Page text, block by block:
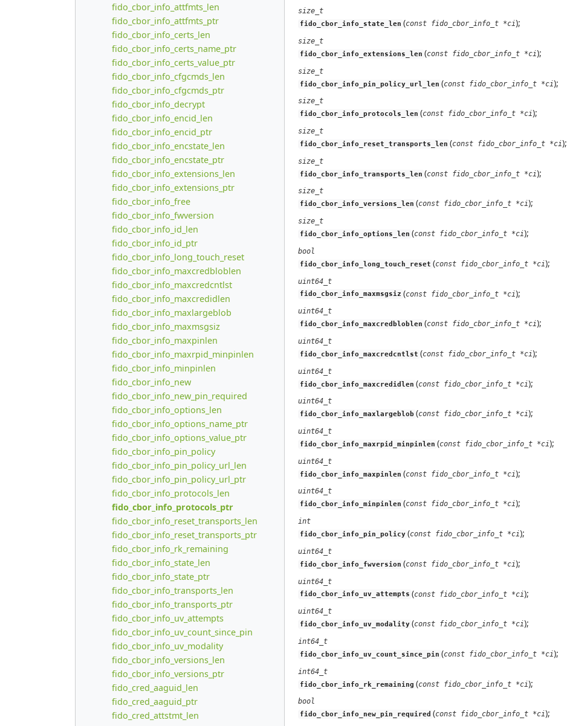
fido_cbor_info_attfmts_len
fido_cbor_info_attfmts_ptr
fido_cbor_info_certs_len
fido_cbor_info_certs_name_ptr
fido_cbor_info_certs_value_ptr
fido_cbor_info_cfgcmds_len
fido_cbor_info_cfgcmds_ptr
fido_cbor_info_decrypt
fido_cbor_info_encid_len
fido_cbor_info_encid_ptr
fido_cbor_info_encstate_len
fido_cbor_info_encstate_ptr
fido_cbor_info_extensions_len
fido_cbor_info_extensions_ptr
fido_cbor_info_free
fido_cbor_info_fwversion
fido_cbor_info_id_len
fido_cbor_info_id_ptr
fido_cbor_info_long_touch_reset
fido_cbor_info_maxcredbloblen
fido_cbor_info_maxcredcntlst
fido_cbor_info_maxcredidlen
fido_cbor_info_maxlargeblob
fido_cbor_info_maxmsgsiz
fido_cbor_info_maxpinlen
fido_cbor_info_maxrpid_minpinlen
fido_cbor_info_minpinlen
fido_cbor_info_new
fido_cbor_info_new_pin_required
fido_cbor_info_options_len
fido_cbor_info_options_name_ptr
fido_cbor_info_options_value_ptr
fido_cbor_info_pin_policy
fido_cbor_info_pin_policy_url_len
fido_cbor_info_pin_policy_url_ptr
fido_cbor_info_protocols_len
fido_cbor_info_protocols_ptr
fido_cbor_info_reset_transports_len
fido_cbor_info_reset_transports_ptr
fido_cbor_info_rk_remaining
fido_cbor_info_state_len
fido_cbor_info_state_ptr
fido_cbor_info_transports_len
fido_cbor_info_transports_ptr
fido_cbor_info_uv_attempts
fido_cbor_info_uv_count_since_pin
fido_cbor_info_uv_modality
fido_cbor_info_versions_len
fido_cbor_info_versions_ptr
fido_cred_aaguid_len
fido_cred_aaguid_ptr
fido_cred_attstmt_len
size_t
fido_cbor_info_state_len (const fido_cbor_info_t *ci);
size_t
fido_cbor_info_extensions_len (const fido_cbor_info_t *ci);
size_t
fido_cbor_info_pin_policy_url_len (const fido_cbor_info_t *ci);
size_t
fido_cbor_info_protocols_len (const fido_cbor_info_t *ci);
size_t
fido_cbor_info_reset_transports_len (const fido_cbor_info_t *ci);
size_t
fido_cbor_info_transports_len (const fido_cbor_info_t *ci);
size_t
fido_cbor_info_versions_len (const fido_cbor_info_t *ci);
size_t
fido_cbor_info_options_len (const fido_cbor_info_t *ci);
bool
fido_cbor_info_long_touch_reset (const fido_cbor_info_t *ci);
uint64_t
fido_cbor_info_maxmsgsiz (const fido_cbor_info_t *ci);
uint64_t
fido_cbor_info_maxcredbloblen (const fido_cbor_info_t *ci);
uint64_t
fido_cbor_info_maxcredcntlst (const fido_cbor_info_t *ci);
uint64_t
fido_cbor_info_maxcredidlen (const fido_cbor_info_t *ci);
uint64_t
fido_cbor_info_maxlargeblob (const fido_cbor_info_t *ci);
uint64_t
fido_cbor_info_maxrpid_minpinlen (const fido_cbor_info_t *ci);
uint64_t
fido_cbor_info_maxpinlen (const fido_cbor_info_t *ci);
uint64_t
fido_cbor_info_minpinlen (const fido_cbor_info_t *ci);
int
fido_cbor_info_pin_policy (const fido_cbor_info_t *ci);
uint64_t
fido_cbor_info_fwversion (const fido_cbor_info_t *ci);
uint64_t
fido_cbor_info_uv_attempts (const fido_cbor_info_t *ci);
uint64_t
fido_cbor_info_uv_modality (const fido_cbor_info_t *ci);
int64_t
fido_cbor_info_uv_count_since_pin (const fido_cbor_info_t *ci);
int64_t
fido_cbor_info_rk_remaining (const fido_cbor_info_t *ci);
bool
fido_cbor_info_new_pin_required (const fido_cbor_info_t *ci);